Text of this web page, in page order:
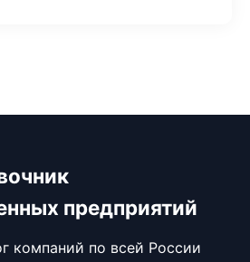
предприятий
компаний по всей России